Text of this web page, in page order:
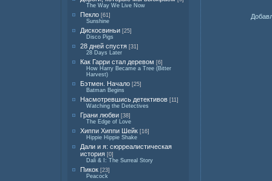
The Way We Live Now
Пекло [61]
Sunshine
Дискосвиньи [25]
Disco Pigs
28 дней спустя [31]
28 Days Later
Как Гарри стал деревом [6]
How Harry Became a Tree (Bitter
Harvest)
Бэтмен. Начало [25]
Batman Begins
Насмотревшись детективов [11]
Watching the Detectives
Грани любви [38]
The Edge of Love
Хиппи Хиппи Шейк [16]
Hippie Hippie Shake
Дали и я: сюрреалистическая
история [0]
Dali & I: The Surreal Story
Пикок [23]
Peacock